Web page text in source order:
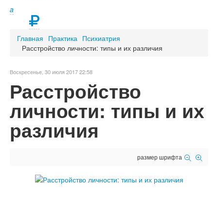
a
Главная Практика Психиатрия
Расстройство личности: типы и их различия
Воскресенье, 30 июля 2017 22:58
Расстройство
личности: типы и их
различия
размер шрифта